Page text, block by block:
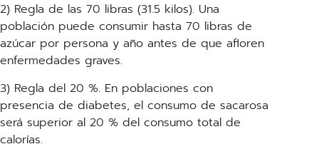
2) Regla de las 70 libras (31.5 kilos). Una
población puede consumir hasta 70 libras de
azúcar por persona y año antes de que afloren
enfermedades graves.
3) Regla del 20 %. En poblaciones con
presencia de diabetes, el consumo de sacarosa
será superior al 20 % del consumo total de
calorías.